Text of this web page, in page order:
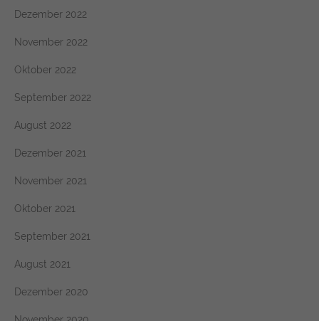
Dezember 2022
November 2022
Oktober 2022
September 2022
August 2022
Dezember 2021
November 2021
Oktober 2021
September 2021
August 2021
Dezember 2020